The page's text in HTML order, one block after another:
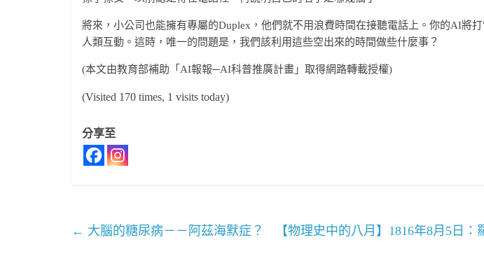
將來，小公司也能擁有專屬的Duplex，他們就不用浪費時間在接聽電話上。你的AI將
人類互動。這時，唯一的問題是，我們該利用這些空出來的時間做些什麼事？
(本文由教育部補助「AI報報─AI科普推廣計畫」取得網路轉載授權)
(Visited 170 times, 1 visits today)
分享至
← 大腦的糖尿病－－阿茲海默症？ 【物理史中的八月】1816年8月5日